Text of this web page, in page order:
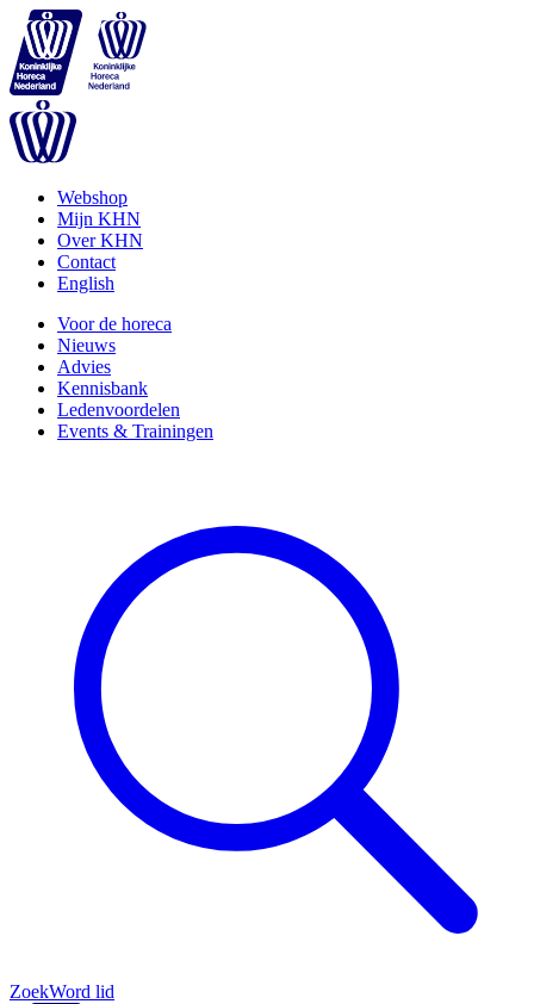
Webshop
Mijn KHN
Over KHN
Contact
English
Voor de horeca
Nieuws
Advies
Kennisbank
Ledenvoordelen
Events & Trainingen
ZoekWord lid